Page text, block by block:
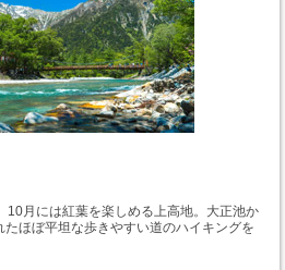
10月には紅葉を楽しめる上高地。大正池か
ほぼ平坦な歩きやすい道のハイキングを